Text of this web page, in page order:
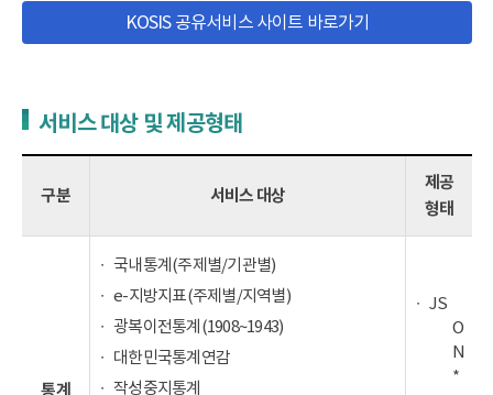
KOSIS 공유서비스 사이트 바로가기
서비스 대상 및 제공형태
구분 서비스 대상
제공
형태
통계
국내통계(주제별/기관별)
e-지방지표(주제별/지역별)
광복이전통계(1908~1943)
대한민국통계연감
작성중지통계
JS
O
N
*